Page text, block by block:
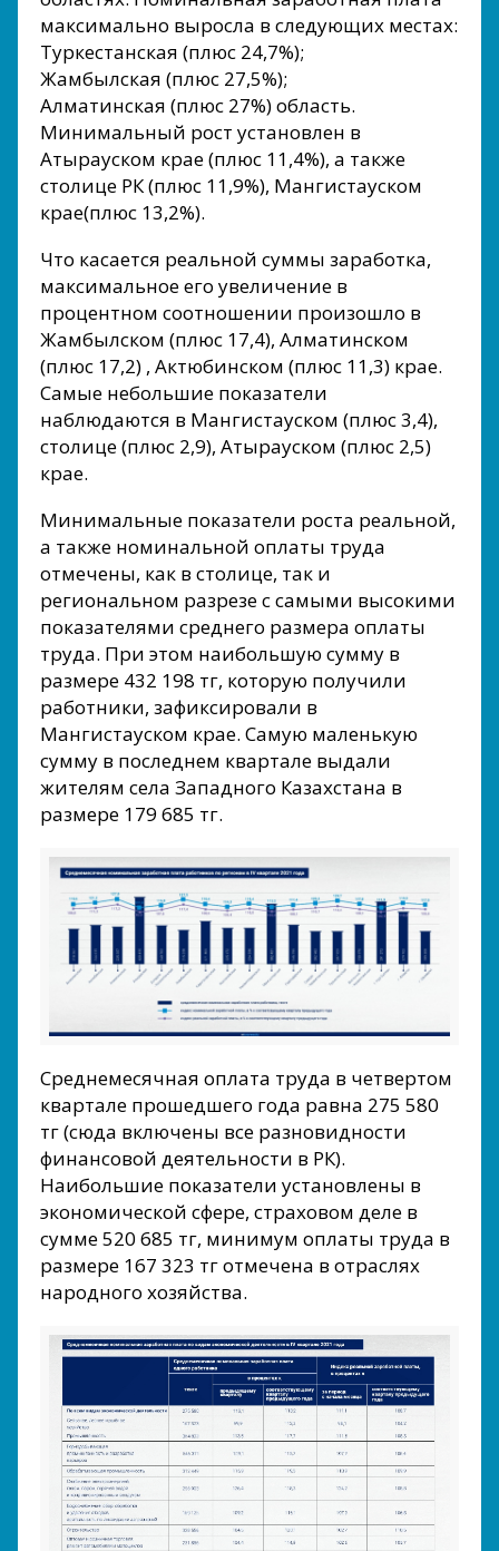
максимально выросла в следующих местах:
Туркестанская (плюс 24,7%);
Жамбылская (плюс 27,5%);
Алматинская (плюс 27%) область.
Минимальный рост установлен в
Атырауском крае (плюс 11,4%), а также
столице РК (плюс 11,9%), Мангистауском
крае(плюс 13,2%).
Что касается реальной суммы заработка,
максимальное его увеличение в
процентном соотношении произошло в
Жамбылском (плюс 17,4), Алматинском
(плюс 17,2) , Актюбинском (плюс 11,3) крае.
Самые небольшие показатели
наблюдаются в Мангистауском (плюс 3,4),
столице (плюс 2,9), Атырауском (плюс 2,5)
крае.
Минимальные показатели роста реальной,
а также номинальной оплаты труда
отмечены, как в столице, так и
региональном разрезе с самыми высокими
показателями среднего размера оплаты
труда. При этом наибольшую сумму в
размере 432 198 тг, которую получили
работники, зафиксировали в
Мангистауском крае. Самую маленькую
сумму в последнем квартале выдали
жителям села Западного Казахстана в
размере 179 685 тг.
Среднемесячная оплата труда в четвертом
квартале прошедшего года равна 275 580
тг (сюда включены все разновидности
финансовой деятельности в РК).
Наибольшие показатели установлены в
экономической сфере, страховом деле в
сумме 520 685 тг, минимум оплаты труда в
размере 167 323 тг отмечена в отраслях
народного хозяйства.